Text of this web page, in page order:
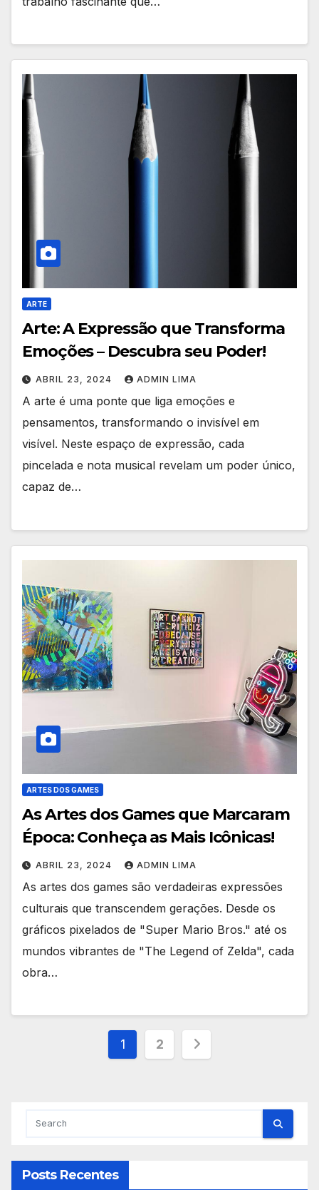
ARTE
Arte: A Expressão que Transforma
Emoções – Descubra seu Poder!
ABRIL 23, 2024 ADMIN LIMA
A arte é uma ponte que liga emoções e
pensamentos, transformando o invisível em
visível. Neste espaço de expressão, cada
pincelada e nota musical revelam um poder único,
capaz de…
ARTES DOS GAMES
As Artes dos Games que Marcaram
Época: Conheça as Mais Icônicas!
ABRIL 23, 2024 ADMIN LIMA
As artes dos games são verdadeiras expressões
culturais que transcendem gerações. Desde os
gráficos pixelados de "Super Mario Bros." até os
mundos vibrantes de "The Legend of Zelda", cada
obra…
Paginação
1 2
Posts Recentes